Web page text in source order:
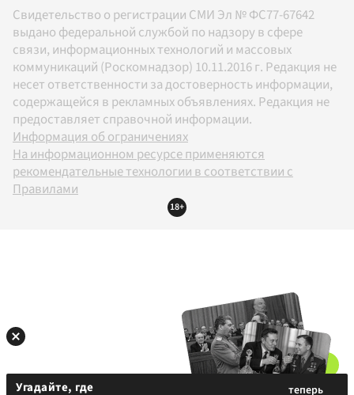
Свидетельство о регистрации СМИ Эл № ФС77-67642
выдано федеральной службой по надзору в сфере
связи, информационных технологий и массовых
коммуникаций (Роскомнадзор) 10.11.2016 г. Редакция не
несет ответственности за достоверность информации,
содержащейся в рекламных объявлениях. Редакция не
предоставляет справочной информации.
Информация об ограничениях
На информационном ресурсе применяются
рекомендательные технологии в соответствии с
Правилами
18+
Угадайте, где